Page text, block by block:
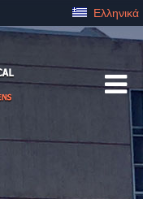
Ελληνικά